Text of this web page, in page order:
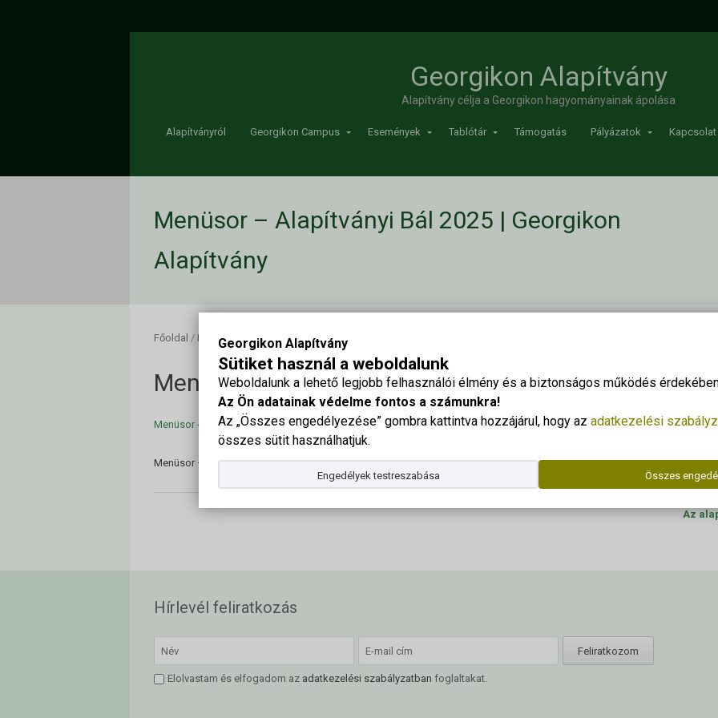
Georgikon Alapítvány
Sütiket használ a weboldalunk
Weboldalunk a lehető legjobb felhasználói élmény és a biztonságos működés
Az Ön adatainak védelme fontos a számunkra!
Az „Összes engedélyezése” gombra kattintva hozzájárul, hogy az adatkezelési
összes sütit használhatjuk.
Összes
Engedélyek testreszabása
Georgikon Alapítvány
Alapítvány célja a Georgikon hagyományainak ápolása
Alapítványról Georgikon Campus Események Tablótár Támogatás Pályázatok Kapcsolat
Menüsor – Alapítványi Bál 2025 | Georgikon
Alapítvány
Főoldal / Menüsor - Alapítványi Bál 2025 /Menüsor – Alapítványi Bál 2025
Menüsor – Alapítványi Bál 2025
Menüsor - Alapítványi Bál 2025
Menüsor – Alapítványi Bál 2025
E-
Az
Hírlevél feliratkozás
Elolvastam és elfogadom az adatkezelési szabályzatban foglaltakat.